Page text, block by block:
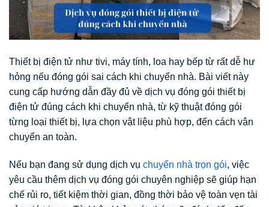
Thiết bị điện tử như tivi, máy tính, loa hay bếp từ rất dễ hư
hỏng nếu đóng gói sai cách khi chuyển nhà. Bài viết này
cung cấp hướng dẫn đầy đủ về dịch vụ đóng gói thiết bị
điện tử đúng cách khi chuyển nhà, từ kỹ thuật đóng gói
từng loại thiết bị, lựa chọn vật liệu phù hợp, đến cách vận
chuyển an toàn.
Nếu bạn đang sử dụng dịch vụ chuyển nhà trọn gói, việc
yêu cầu thêm dịch vụ đóng gói chuyên nghiệp sẽ giúp hạn
chế rủi ro, tiết kiệm thời gian, đồng thời bảo vệ toàn vẹn tài